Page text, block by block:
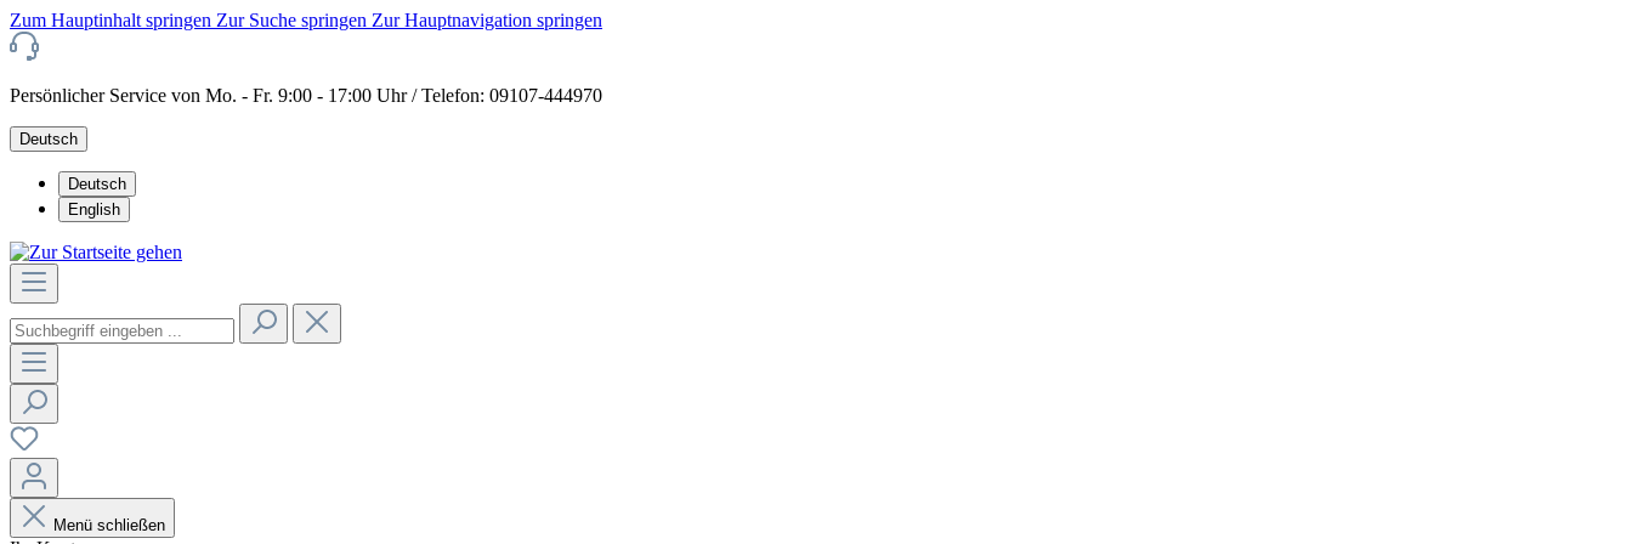
Zum Hauptinhalt springen Zur Suche springen Zur Hauptnavigation springen
Persönlicher Service von Mo. - Fr. 9:00 - 17:00 Uhr / Telefon: 09107-444970
Deutsch
Deutsch
English
Menü schließen